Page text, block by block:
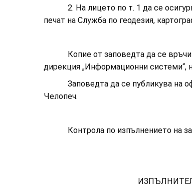
2. На лицето по т. 1 да се осигури
печат на Служба по геодезия,
Копие от заповедта да се връчи на
дирекция „Информационни системи“,
Заповедта да се публикува на
Челопеч.
Контрола по изпълнението на
ИЗПЪЛНИТЕЛЕН